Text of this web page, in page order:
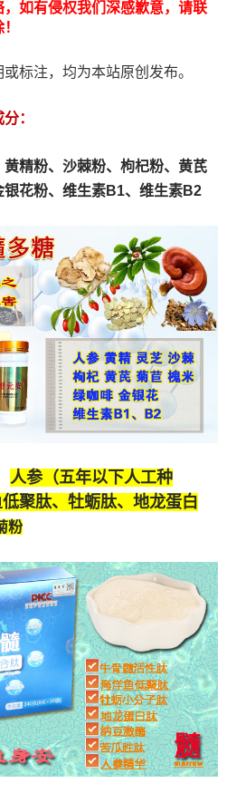
如有侵权我们深感歉意，请联
标注，均为本站原创发布。
：
黄精粉、沙棘粉、枸杞粉、黄芪
花粉、维生素B1、维生素B2
人参（五年以下人工种
聚肽、牡蛎肽、 地龙蛋白
粉